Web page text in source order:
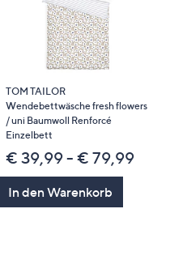
TOM TAILOR
Wendebettwäsche fresh flowers
/ uni Baumwoll Renforcé
Einzelbett
€ 39,99 - € 79,99
In den Warenkorb